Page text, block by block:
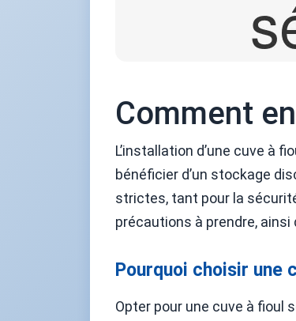
Comment
L’installation d’une cuve à
bénéficier d’un stockage
strictes, tant pour la
précautions à prendre,
Pourquoi choisir une
Opter pour une cuve à fioul